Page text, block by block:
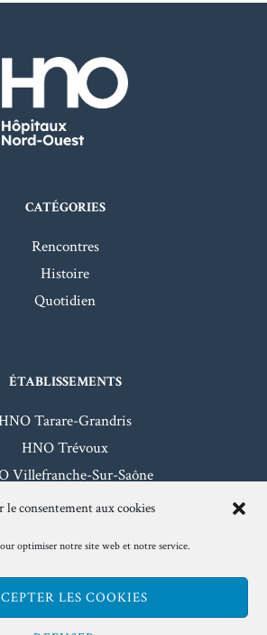
le consentement aux cookies
optimiser notre site web et notre service.
LES COOKIES
CATÉGORIES
Rencontres
Histoire
Quotidien
ÉTABLISSEMENTS
Tarare-Grandris
HNO Trévoux
Villefranche-Sur-Saône
Beaujeu-Belleville